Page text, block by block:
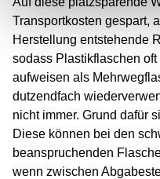
Transportkosten gespart,
Herstellung entstehende
sodass Plastikflaschen
aufweisen als
dutzendfach
nicht immer. Grund dafür
Diese können bei den
beanspruchenden
wenn zwischen